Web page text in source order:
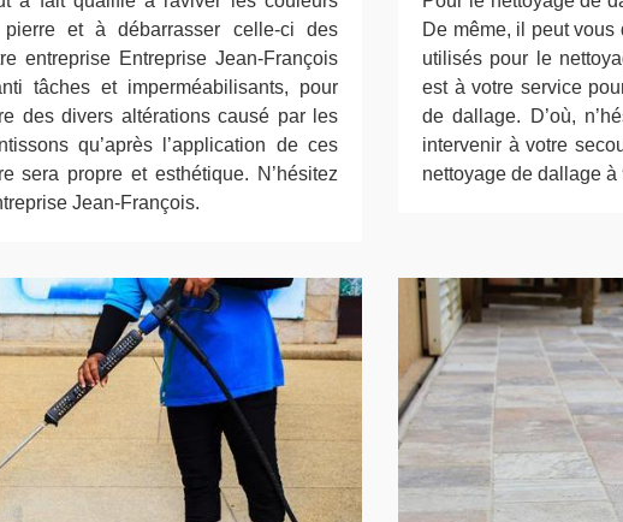
et à débarrasser celle-ci des
entreprise Entreprise Jean-François
tâches et imperméabilisants, pour
des divers altérations causé par les
qu’après l’application de ces
sera propre et esthétique. N’hésitez
Jean-François.
De même, il peut
utilisés pour le
est à votre service
de dallage. D’où,
intervenir à votre
nettoyage de dallage à